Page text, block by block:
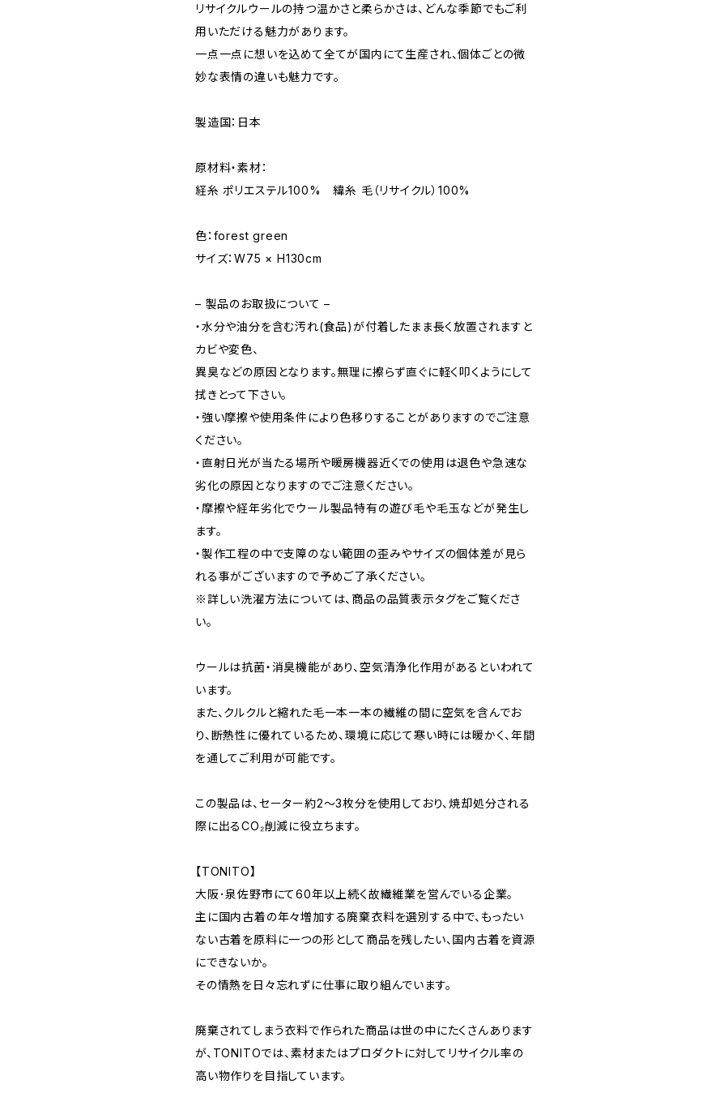
リサイクルウールの持つ温かさと柔らかさは、どんな季節でもご利
用いただける魅力があります。
一点一点に想いを込めて全てが国内にて生産され、個体ごとの微
妙な表情の違いも魅力です。
製造国：日本
原材料・素材：
経糸 ポリエステル100% 緯糸 毛（リサイクル）100%
色：forest green
サイズ：W75 × H130cm
– 製品のお取扱について –
・水分や油分を含む汚れ(食品)が付着したまま長く放置されますと
カビや変色、
異臭などの原因となります。無理に擦らず直ぐに軽く叩くようにして
拭きとって下さい。
・強い摩擦や使用条件により色移りすることがありますのでご注意
ください。
・直射日光が当たる場所や暖房機器近くでの使用は退色や急速な
劣化の原因となりますのでご注意ください。
・摩擦や経年劣化でウール製品特有の遊び毛や毛玉などが発生し
ます。
・製作工程の中で支障のない範囲の歪みやサイズの個体差が見ら
れる事がございますので予めご了承ください。
※詳しい洗濯方法については、商品の品質表示タグをご覧くださ
い。
ウールは抗菌・消臭機能があり、空気清浄化作用があるといわれて
います。
また、クルクルと縮れた毛一本一本の繊維の間に空気を含んでお
り、断熱性に優れているため、環境に応じて寒い時には暖かく、年間
を通してご利用が可能です。
この製品は、セーター約2～3枚分を使用しており、焼却処分される
際に出るCO₂削減に役立ちます。
【TONITO】
大阪･泉佐野市にて60年以上続く故繊維業を営んでいる企業。
主に国内古着の年々増加する廃棄衣料を選別する中で、もったい
ない古着を原料に一つの形として商品を残したい、国内古着を資源
にできないか。
その情熱を日々忘れずに仕事に取り組んでいます。
廃棄されてしまう衣料で作られた商品は世の中にたくさんあります
が、TONITOでは、素材またはプロダクトに対してリサイクル率の
高い物作りを目指しています。